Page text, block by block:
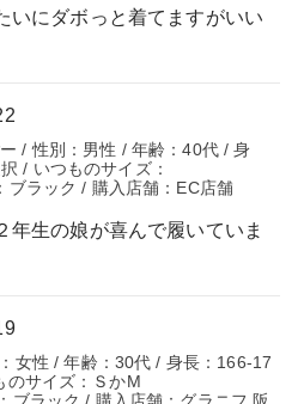
いにダボっと着てますがいい
/ 性別：男性 / 年齢：40代 / 身
/ いつものサイズ：
ブラック / 購入店舗：EC店舗
年生の娘が喜んで履いていま
女性 / 年齢：30代 / 身長：166-17
のサイズ：ＳかМ